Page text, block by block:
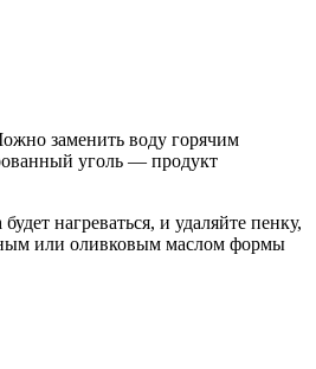
заменить воду горячим
уголь — продукт
нагреваться, и удаляйте пенку,
или оливковым маслом формы